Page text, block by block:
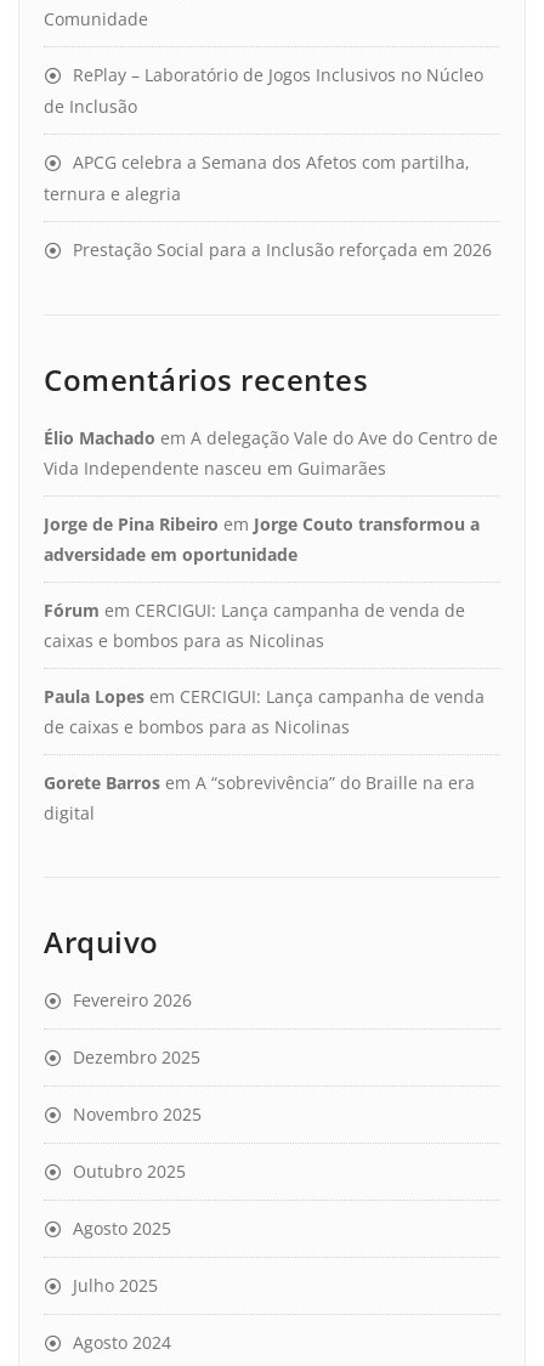
Comunidade
RePlay – Laboratório de Jogos Inclusivos no Núcleo
de Inclusão
APCG celebra a Semana dos Afetos com partilha,
ternura e alegria
Prestação Social para a Inclusão reforçada em 2026
Comentários recentes
Élio Machado em A delegação Vale do Ave do Centro de
Vida Independente nasceu em Guimarães
Jorge de Pina Ribeiro em Jorge Couto transformou a
adversidade em oportunidade
Fórum em CERCIGUI: Lança campanha de venda de
caixas e bombos para as Nicolinas
Paula Lopes em CERCIGUI: Lança campanha de venda
de caixas e bombos para as Nicolinas
Gorete Barros em A “sobrevivência” do Braille na era
digital
Arquivo
Fevereiro 2026
Dezembro 2025
Novembro 2025
Outubro 2025
Agosto 2025
Julho 2025
Agosto 2024